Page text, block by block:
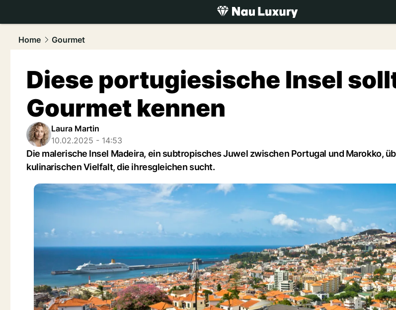
luxury.NAU.ch
Home
Gourmet
Diese portugiesische Insel
Gourmet kennen
Laura Martin
10.02.2025 - 14:53
Die malerische Insel Madeira, ein subtropisches Juwel zwischen Portugal und Marokko,
kulinarischen Vielfalt, die ihresgleichen sucht.